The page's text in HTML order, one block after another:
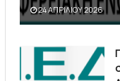
24 ΑΠΡΙΛΊΟΥ 2026